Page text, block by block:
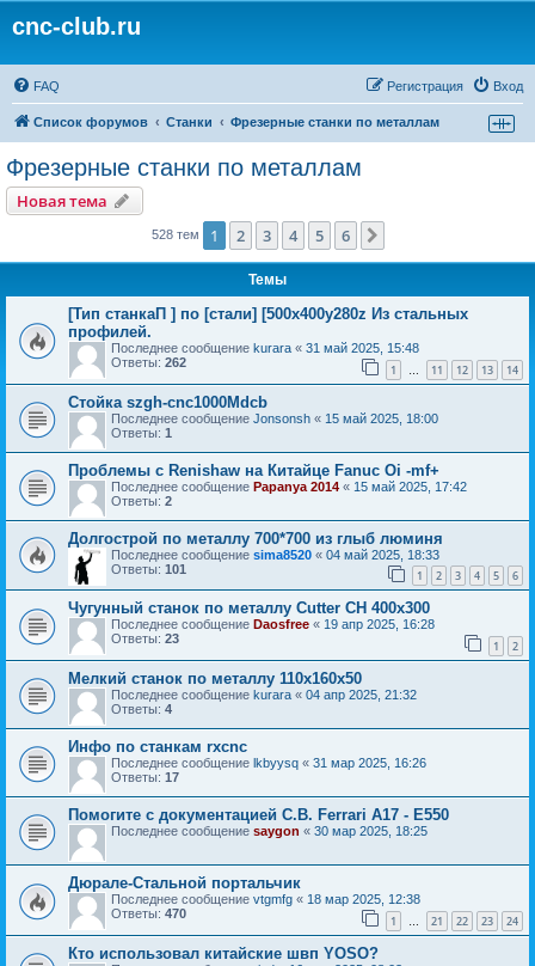
cnc-club.ru
FAQ Вход
Регистрация
Список форумов Станки Фрезерные станки по металлам
Фрезерные станки по металлам
Новая тема
528 тем 1 2 3 4 5 6
Темы
[Тип станкаП ] по [стали] [500х400у280z Из стальных
профилей.
Последнее сообщение kurara « 31 май 2025, 15:48
Ответы: 262 1 … 11 12 13 14
Стойка szgh-cnc1000Mdcb
Последнее сообщение Jonsonsh « 15 май 2025, 18:00
Ответы: 1
Проблемы с Renishaw на Китайце Fanuc Oi -mf+
Последнее сообщение Papanya 2014 « 15 май 2025, 17:42
Ответы: 2
Долгострой по металлу 700*700 из глыб люминя
Последнее сообщение sima8520 « 04 май 2025, 18:33
Ответы: 101 1 2 3 4 5 6
Чугунный станок по металлу Cutter CH 400х300
Последнее сообщение Daosfree « 19 апр 2025, 16:28
Ответы: 23 1 2
Мелкий станок по металлу 110х160х50
Последнее сообщение kurara « 04 апр 2025, 21:32
Ответы: 4
Инфо по станкам rxcnc
Последнее сообщение lkbyysq « 31 мар 2025, 16:26
Ответы: 17
Помогите с документацией C.B. Ferrari A17 - E550
Последнее сообщение saygon « 30 мар 2025, 18:25
Дюрале-Стальной портальчик
Последнее сообщение vtgmfg « 18 мар 2025, 12:38
Ответы: 470 1 … 21 22 23 24
Кто использовал китайские швп YOSO?